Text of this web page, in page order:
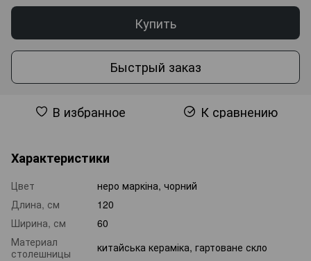
Купить
Быстрый заказ
В избранное К сравнению
Характеристики
Цвет
неро маркіна, чорний
Длина, см
120
Ширина, см
60
Материал
столешницы
китайська кераміка, гартоване скло